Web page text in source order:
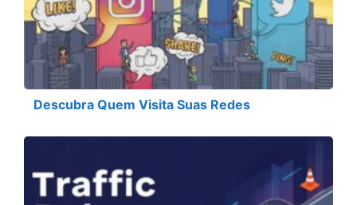
Descubra Quem Visita Suas Redes